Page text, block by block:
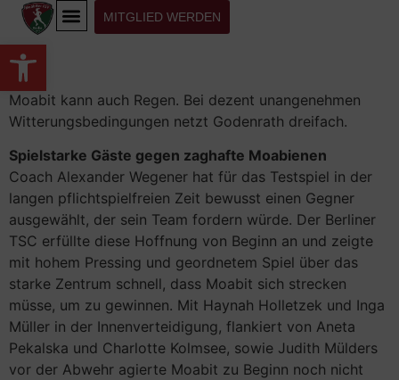
Werkzeugleiste öffnen
MITGLIED WERDEN
Moabit kann auch Regen. Bei dezent unangenehmen
Witterungsbedingungen netzt Godenrath dreifach.
Spielstarke Gäste gegen zaghafte Moabienen
Coach Alexander Wegener hat für das Testspiel in der
langen pflichtspielfreien Zeit bewusst einen Gegner
ausgewählt, der sein Team fordern würde. Der Berliner
TSC erfüllte diese Hoffnung von Beginn an und zeigte
mit hohem Pressing und geordnetem Spiel über das
starke Zentrum schnell, dass Moabit sich strecken
müsse, um zu gewinnen. Mit Haynah Holletzek und Inga
Müller in der Innenverteidigung, flankiert von Aneta
Pekalska und Charlotte Kolmsee, sowie Judith Mülders
vor der Abwehr agierte Moabit zu Beginn noch nicht